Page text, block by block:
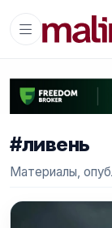
#ливень
Материалы,